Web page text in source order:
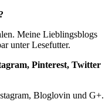
Meine Lieblingsblogs
unter Lesefutter.
Pinterest, Twitter
Bloglovin und G+.